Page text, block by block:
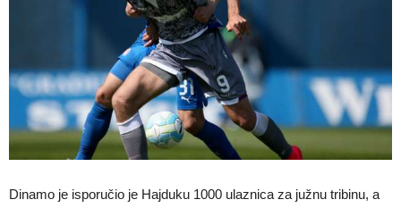
Dinamo je isporučio je Hajduku 1000 ulaznica za južnu tribinu, a